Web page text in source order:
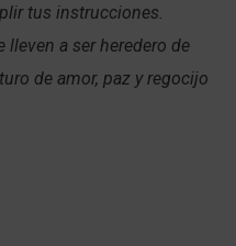
tus instrucciones.
lleven a ser heredero de
de amor, paz y regocijo